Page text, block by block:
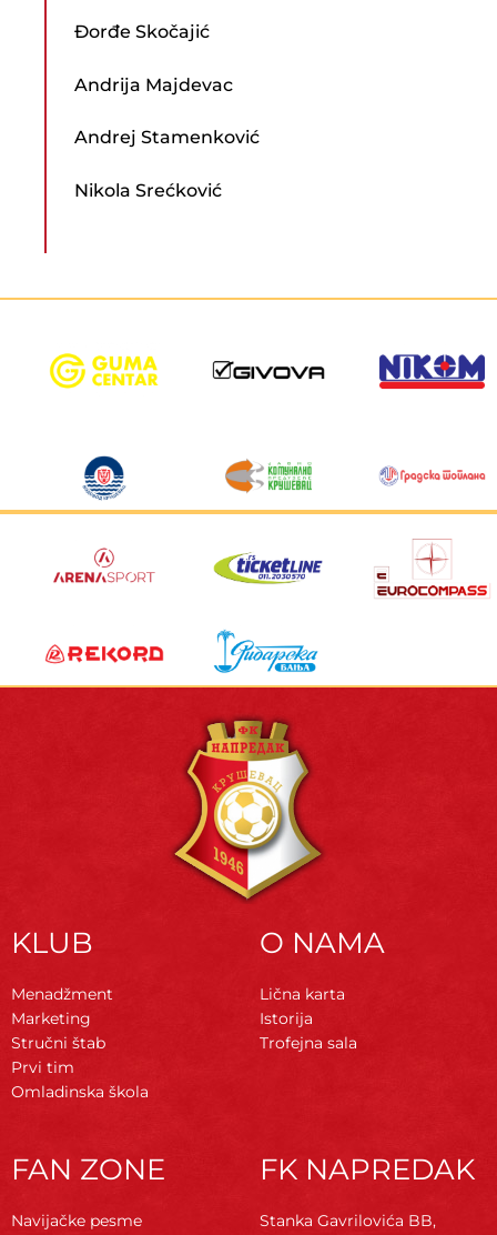
Đorđe Skočajić
Andrija Majdevac
Andrej Stamenković
Nikola Srećković
KLUB
Menadžment
Marketing
Stručni štab
Prvi tim
Omladinska škola
O NAMA
Lična karta
Istorija
Trofejna sala
FAN ZONE
Navijačke pesme
FK NAPREDAK
Stanka Gavrilovića BB,